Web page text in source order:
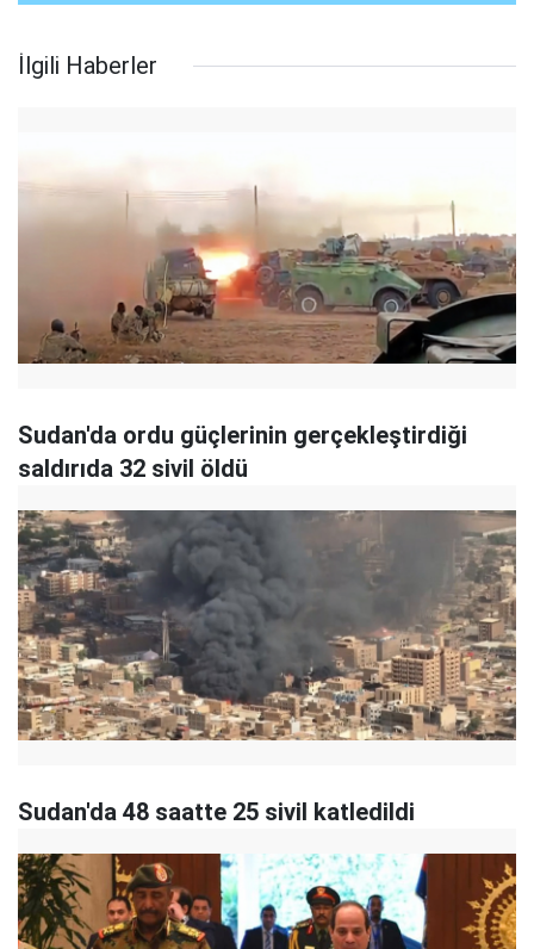
İlgili Haberler
Sudan'da ordu güçlerinin gerçekleştirdiği
saldırıda 32 sivil öldü
Sudan'da 48 saatte 25 sivil katledildi